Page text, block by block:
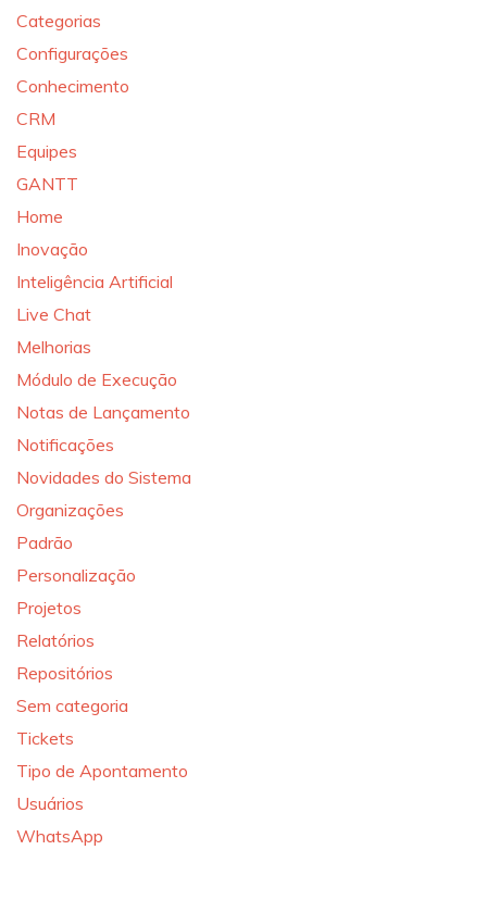
Categorias
Configurações
Conhecimento
CRM
Equipes
GANTT
Home
Inovação
Inteligência Artificial
Live Chat
Melhorias
Módulo de Execução
Notas de Lançamento
Notificações
Novidades do Sistema
Organizações
Padrão
Personalização
Projetos
Relatórios
Repositórios
Sem categoria
Tickets
Tipo de Apontamento
Usuários
WhatsApp